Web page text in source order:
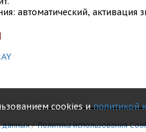
автоматический, активация
данных/Политика использования
cookies иполитикой